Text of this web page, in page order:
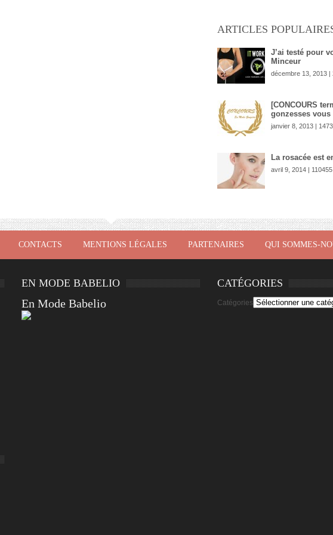
ARTICLES
J’ai testé pour
Minceur
décembre 13, 2013 |
[CONCOURS
gonzesses vous
janvier 8, 2013 |
La rosacée est
avril 9, 2014 |
CONTACTS MENTIONS LÉGALES PARTENAIRES QUI SOMMES-
EN MODE BABELIO
En Mode Babelio
CATÉGORIES
Catégories